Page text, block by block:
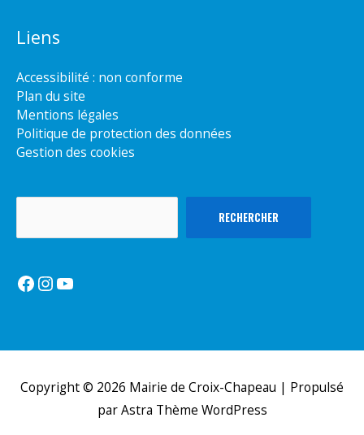
Liens
Accessibilité : non conforme
Plan du site
Mentions légales
Politique de protection des données
Gestion des cookies
RECHERCHER
Facebook
Instagram
YouTube
Copyright © 2026 Mairie de Croix-Chapeau | Propulsé
parAstra Thème WordPress